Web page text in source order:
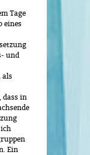
Tage
eines
und
als
dass in
Ein